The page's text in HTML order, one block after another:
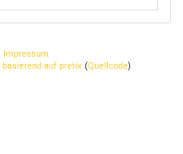
Impressum
basierend auf pretix (Quellcode)